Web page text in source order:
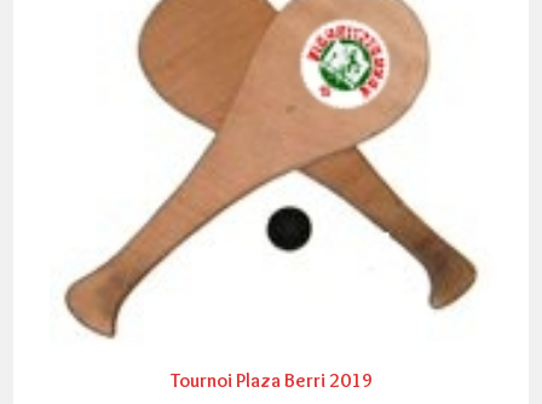
Tournoi Plaza Berri 2019